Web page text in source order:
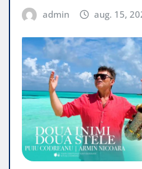
admin aug. 15,